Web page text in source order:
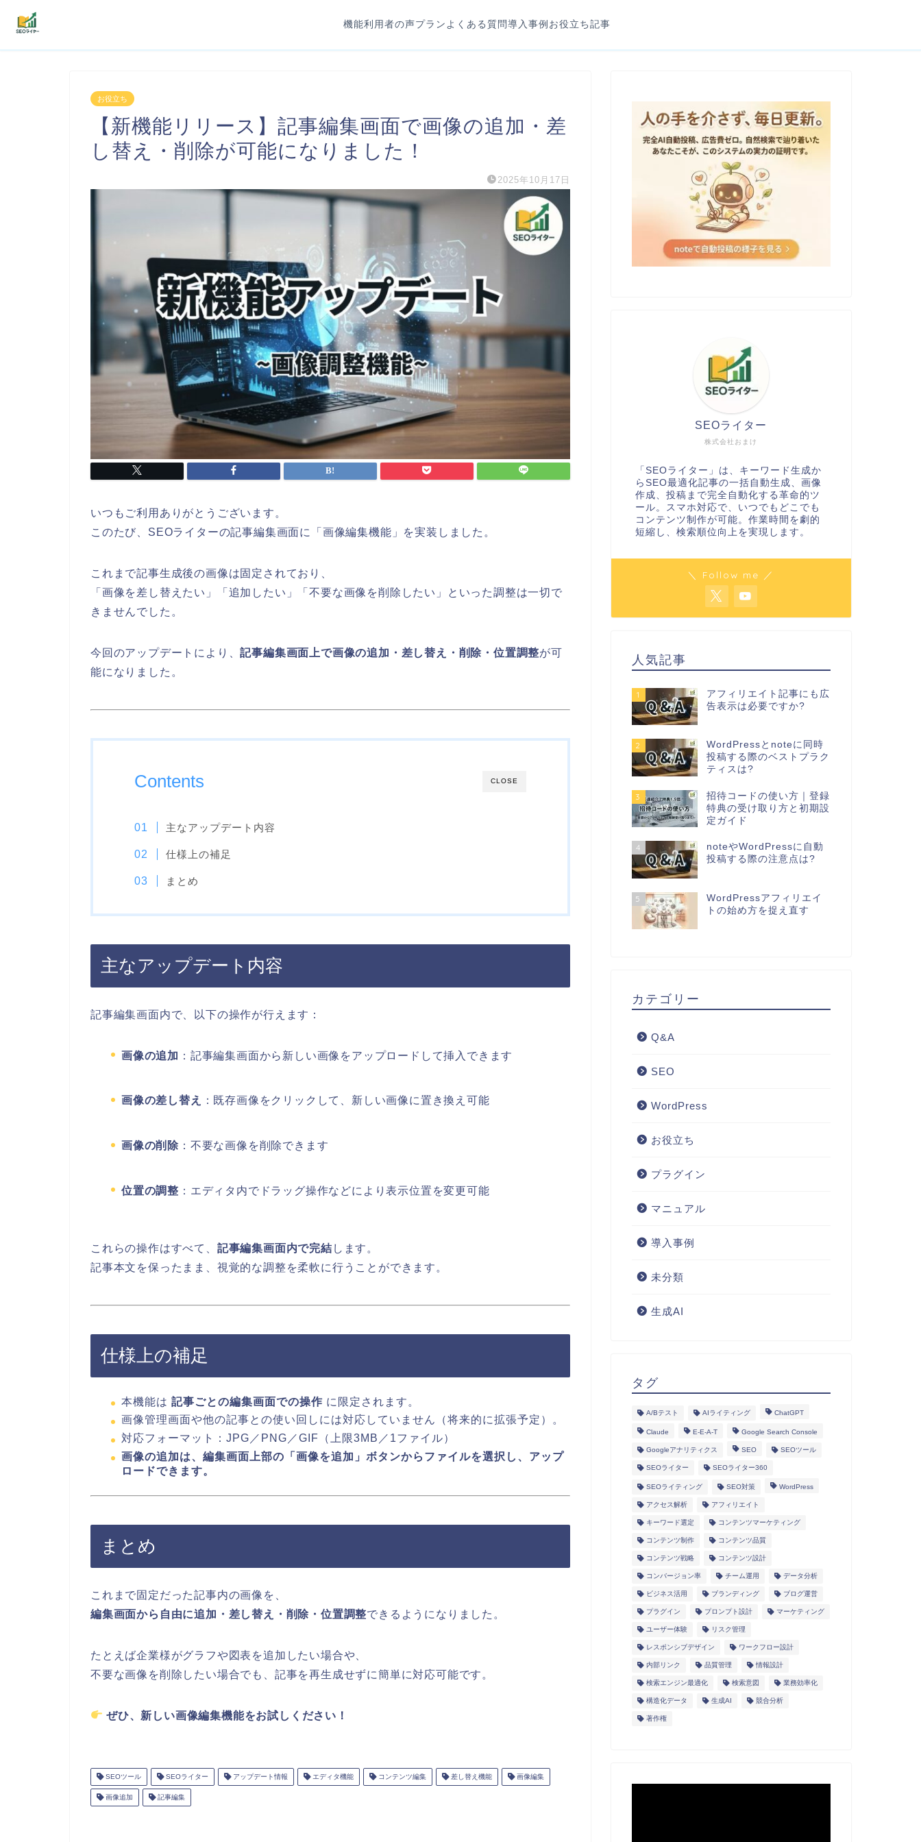
機能利用者の声プラン よくある質問導入事例 お役立ち記事
お役立ち
【新機能リリース】記事編集画面で画像の追加・差
し替え・削除が可能になりました！
2025年10月17日
いつもご利用ありがとうございます。
このたび、SEOライターの記事編集画面に「画像編集機能」を実装しました。
これまで記事生成後の画像は固定されており、
「画像を差し替えたい」「追加したい」「不要な画像を削除したい」といった調整は一切で
きませんでした。
今回のアップデートにより、記事編集画面上で画像の追加・差し替え・削除・位置調整が可
能になりました。
CLOSE
Contents
主なアップデート内容
仕様上の補足
まとめ
主なアップデート内容
記事編集画面内で、以下の操作が行えます：
画像の追加 ：記事編集画面から新しい画像をアップロードして挿入できます
画像の差し替え ：既存画像をクリックして、新しい画像に置き換え可能
画像の削除 ：不要な画像を削除できます
位置の調整 ：エディタ内でドラッグ操作などにより表示位置を変更可能
これらの操作はすべて、 記事編集画面内で完結 します。
記事本文を保ったまま、視覚的な調整を柔軟に行うことができます。
仕様上の補足
本機能は 記事ごとの編集画面での操作 に限定されます。
画像管理画面や他の記事との使い回しには対応していません（将来的に拡張予定）。
対応フォーマット：JPG／PNG／GIF（上限3MB／1ファイル）
画像の追加は、編集画面上部の「画像を追加」ボタンからファイルを選択し、アップ
ロードできます。
まとめ
これまで固定だった記事内の画像を、
編集画面から自由に追加・差し替え・削除・位置調整できるようになりました。
たとえば企業様がグラフや図表を追加したい場合や、
不要な画像を削除したい場合でも、記事を再生成せずに簡単に対応可能です。
ぜひ、新しい画像編集機能をお試しください！
SEOツール SEOライター アップデート情報 エディタ機能 コンテンツ編集 差し替え機能 画像編集
画像追加 記事編集
株式会社おまけ
SEOライター
「SEOライター」は、キーワード生成か
らSEO最適化記事の一括自動生成、画像
作成、投稿まで完全自動化する革命的ツ
ール。スマホ対応で、いつでもどこでも
コンテンツ制作が可能。作業時間を劇的
短縮し、検索順位向上を実現します。
＼ Follow me ／
人気記事
1
アフィリエイト記事にも広
告表示は必要ですか?
2
WordPressとnoteに同時
投稿する際のベストプラク
ティスは?
3
招待コードの使い方｜登録
特典の受け取り方と初期設
定ガイド
4
noteやWordPressに自動
投稿する際の注意点は?
5
WordPressアフィリエイ
トの始め方を捉え直す
カテゴリー
Q&A
SEO
WordPress
お役立ち
プラグイン
マニュアル
導入事例
未分類
生成AI
タグ
A/Bテスト AIライティング ChatGPT
Claude E-E-A-T Google Search Console
Googleアナリティクス SEO SEOツール
SEOライター SEOライター360
SEOライティング SEO対策 WordPress
アクセス解析 アフィリエイト
キーワード選定 コンテンツマーケティング
コンテンツ制作 コンテンツ品質
コンテンツ戦略 コンテンツ設計
コンバージョン率 チーム運用 データ分析
ビジネス活用 ブランディング ブログ運営
プラグイン プロンプト設計 マーケティング
ユーザー体験 リスク管理
レスポンシブデザイン ワークフロー設計
内部リンク 品質管理 情報設計
検索エンジン最適化 検索意図 業務効率化
構造化データ 生成AI 競合分析
著作権